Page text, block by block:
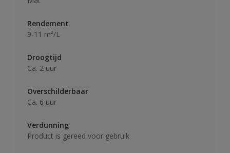
Rendement
9-11 m²/L
Droogtijd
Ca. 2 uur
Overschilderbaar
Ca. 6 uur
Verdunning
Product is gereed voor gebruik